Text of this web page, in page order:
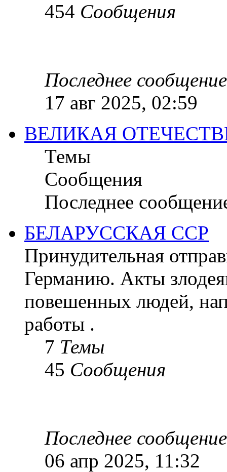
454 Сообщения
Последнее сообщение
17 авг 2025, 02:59
ВЕЛИКАЯ
Темы
Сообщения
Последнее
БЕЛАРУССКАЯ ССР
Принудительная
Германию. Акты
повешенных людей,
работы .
7 Темы
45 Сообщения
Последнее сообщение
06 апр 2025, 11:32